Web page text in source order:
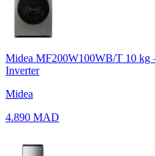
Midea MF200W100WB/T 10 kg
Inverter
Midea
4.890 MAD